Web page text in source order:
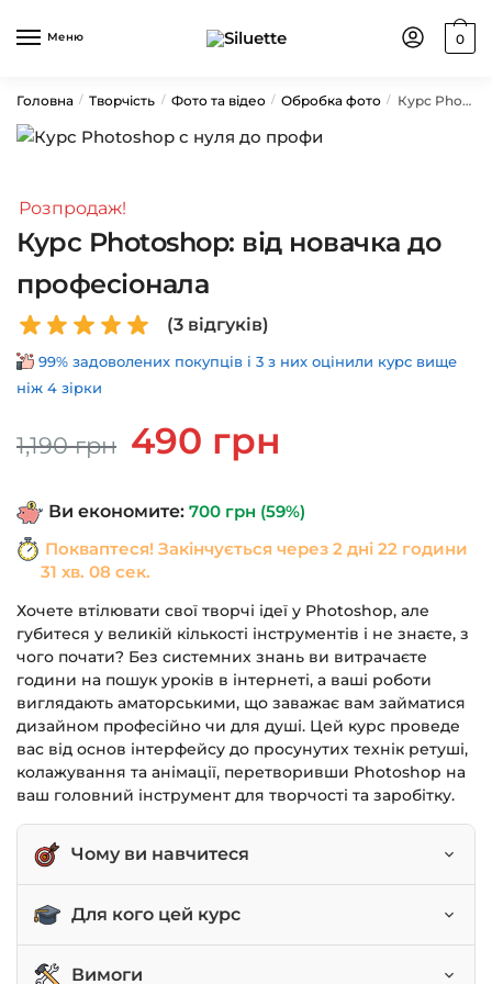
Меню 0
Головна / Творчість / Фото та відео / Обробка фото / Курс Photoshop: від новачка до професіонала
Розпродаж!
Курс Photoshop: від новачка до
професіонала
(3відгуків)
99% задоволених покупців і 3 з них оцінили курс вище
ніж 4 зірки
1,190грн
Оригінальна
ціна:
490 грн
Ви економите: 700 грн (59%)
Покваптеся! Закінчується через 2 дні 22 години
31 хв. 08 сек.
Хочете втілювати свої творчі ідеї у Photoshop, але
губитеся у великій кількості інструментів і не знаєте, з
чого почати? Без системних знань ви витрачаєте
години на пошук уроків в інтернеті, а ваші роботи
виглядають аматорськими, що заважає вам займатися
дизайном професійно чи для душі. Цей курс проведе
вас від основ інтерфейсу до просунутих технік ретуші,
колажування та анімації, перетворивши Photoshop на
ваш головний інструмент для творчості та заробітку.
Чому ви навчитеся
Впевнено працювати з основними
Виконувати професійну корекцію кольору та
Для кого цей курс
Новачки в дизайні та обробці фото.
Вимоги